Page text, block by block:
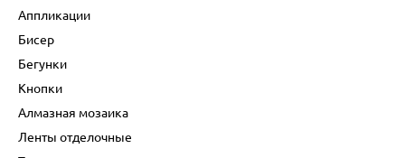
Аппликации
Бисер
Бегунки
Кнопки
Алмазная мозаика
Ленты отделочные